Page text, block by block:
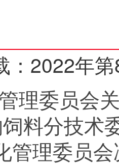
2022年
理委员会
料分技术
管理委员